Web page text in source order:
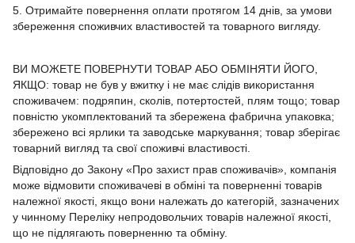
5. Отримайте повернення оплати протягом 14 днів, за умови
збереження споживчих властивостей та товарного вигляду.
ВИ МОЖЕТЕ ПОВЕРНУТИ ТОВАР АБО ОБМІНЯТИ ЙОГО,
ЯКЩО: товар не був у вжитку і не має слідів використання
споживачем: подряпин, сколів, потертостей, плям тощо; товар
повністю укомплектований та збережена фабрична упаковка;
збережено всі ярлики та заводське маркування; товар зберігає
товарний вигляд та свої споживчі властивості.
Відповідно до Закону «Про захист прав споживачів», компанія
може відмовити споживачеві в обміні та поверненні товарів
належної якості, якщо вони належать до категорій, зазначених
у чинному Переліку непродовольчих товарів належної якості,
що не підлягають поверненню та обміну.